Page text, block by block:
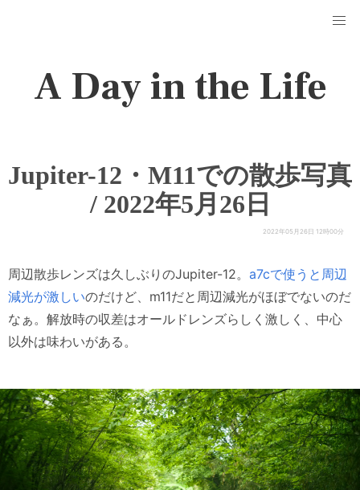
A Day in the Life
Jupiter-12・M11での散歩写真
/ 2022年5月26日
2022年05月26日 12時00分
周辺散歩レンズは久しぶりのJupiter-12。 a7cで使うと周辺
減光が激しいのだけど、m11だと周辺減光がほぼでないのだ
なぁ。解放時の収差はオールドレンズらしく激しく、中心
以外は味わいがある。